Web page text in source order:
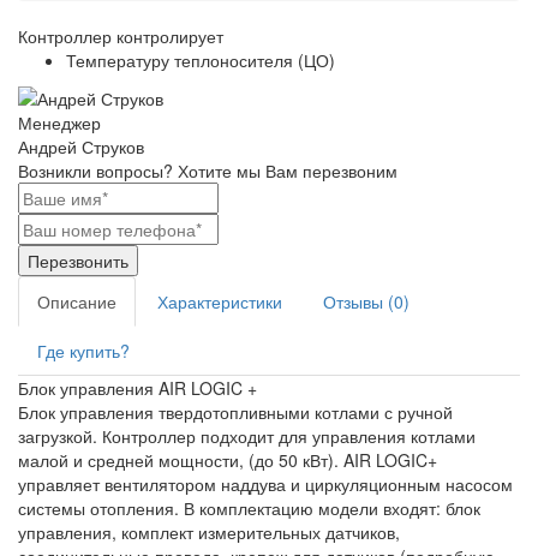
Контроллер контролирует
Температуру теплоносителя (ЦО)
Менеджер
Андрей Струков
Возникли вопросы? Хотите мы Вам перезвоним
Перезвонить
Описание
Характеристики Отзывы (0)
Где купить?
Блок управления AIR LOGIC +
Блок управления твердотопливными котлами с ручной
загрузкой. Контроллер подходит для управления котлами
малой и средней мощности, (до 50 кВт). AIR LOGIC+
управляет вентилятором наддува и циркуляционным насосом
системы отопления. В комплектацию модели входят: блок
управления, комплект измерительных датчиков,